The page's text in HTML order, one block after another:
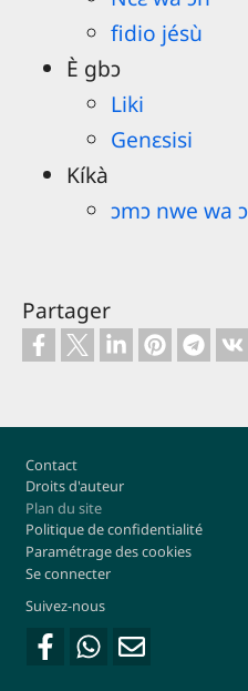
fidio jésù
È gbɔ
Liki
Genɛsisi
Kíkà
ɔmɔ nwe wa
Partager
Footer
Contact
Droits d'auteur
Plan du site
Politique de confidentialité
Paramétrage des cookies
Se connecter
Suivez-nous